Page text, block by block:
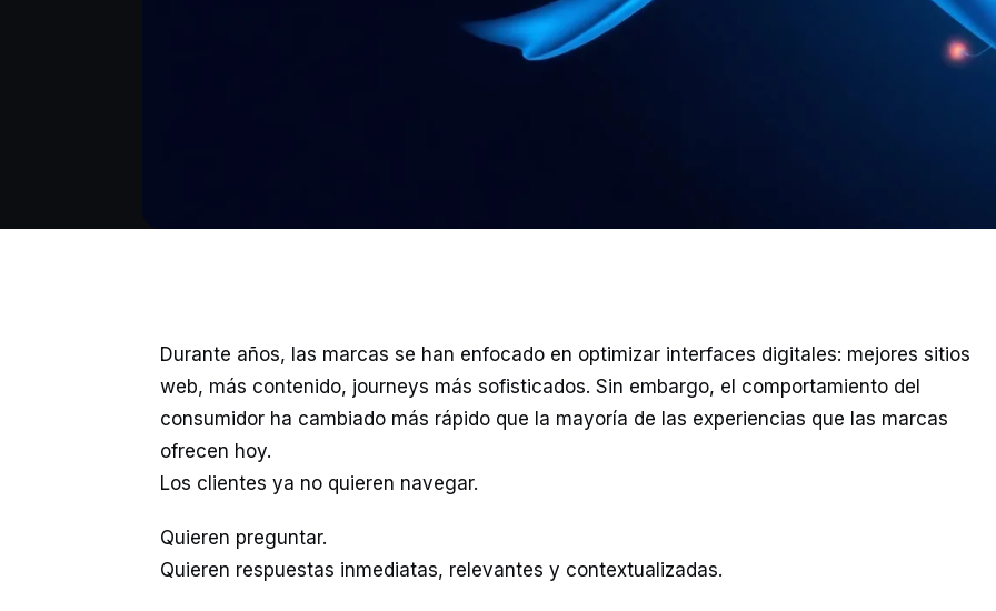
Durante años, las marcas se han enfocado en optimizar interfaces digitales: mejores sitios
web, más contenido, journeys más sofisticados. Sin embargo, el comportamiento del
consumidor ha cambiado más rápido que la mayoría de las experiencias que las marcas
ofrecen hoy.
Los clientes ya no quieren navegar.
Quieren preguntar.
Quieren respuestas inmediatas, relevantes y contextualizadas.